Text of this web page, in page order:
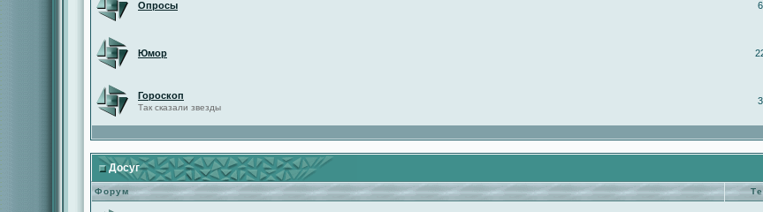
Опросы 6
Юмор
Гороскоп
Так сказали звезды
3
Досуг
Форум